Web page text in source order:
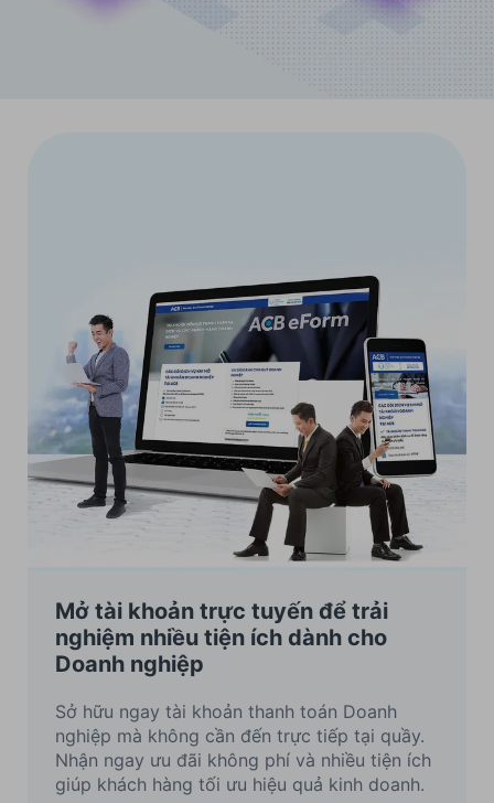
Mở tài khoản trực tuyến để trải
nghiệm nhiều tiện ích dành cho
Doanh nghiệp
Sở hữu ngay tài khoản thanh toán Doanh
nghiệp mà không cần đến trực tiếp tại quầy.
Nhận ngay ưu đãi không phí và nhiều tiện ích
giúp khách hàng tối ưu hiệu quả kinh doanh.